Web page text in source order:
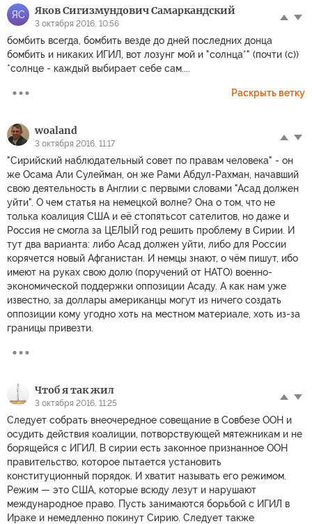
ЯС Яков Сигизмундович Самаркандский
3 октября 2016, 10:56
бомбить всегда, бомбить везде до дней последних донца
бомбить и никаких ИГИЛ, вот лозунг мой и "солнца*" (почти (с))
*солнце - каждый выбирает себе сам....
Раскрыть ветку
woaland
3 октября 2016, 11:17
"Сирийский наблюдательный совет по правам человека" - он
же Осама Али Сулейман, он же Рами Абдул-Рахман, начавший
свою деятельность в Англии с первыми словами "Асад должен
уйти". О чем статья на немецкой волне? Она о том, что не
толька коалиция США и её стопятьсот сателитов, но даже и
Россия не смогла за ЦЕЛЫЙ год решить проблему в Сирии. И
тут два варианта: либо Асад должен уйти, либо для России
корячется новый Афганистан. И немцы знают, о чём пишут, ибо
имеют на руках свою долю (поручений от НАТО) военно-
экономической поддержки оппозиции Асаду. А как нам уже
известно, за доллары американцы могут из ничего создать
оппозиции кому угодно хоть на местном материале, хоть из-за
границы привезти.
Чтоб я так жил
3 октября 2016, 11:25
Следует собрать внеочередное совещание в Совбезе ООН и
осудить действия коалиции, потворствующей мятежникам и не
борящейся с ИГИЛ. В сирии есть законное признанное ООН
правительство, которое пытается установить
конституционный порядок. И хватит называть его режимом.
Режим — это США, которые всюду лезут и нарушают
международное право. Пусть занимаются борьбой с ИГИЛ в
Ираке и немедленно покинут Сирию. Следует также